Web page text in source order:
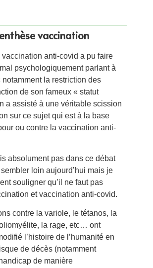
vaccination
anti-covid a pu faire
psychologiquement parlant à
notamment la restriction des
de son fameux « statut
a assisté à une véritable scission
sur ce sujet qui est à la base
ou contre la vaccination anti-
absolument pas dans ce débat
loin aujourd’hui mais je
souligner qu’il ne faut pas
et vaccination anti-covid.
contre la variole, le tétanos, la
la rage, etc… ont
l’histoire de l’humanité en
de décès (notamment
de manière